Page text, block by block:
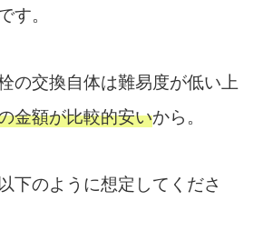
す。
の交換自体は難易度が低い上
金額が比較的安いから。
下のように想定してくださ